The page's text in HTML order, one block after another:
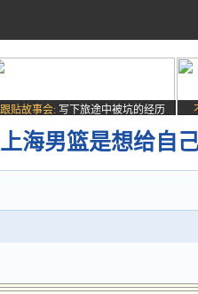
跟贴故事会: 写下旅途中被坑的经历
海男篮是想给自